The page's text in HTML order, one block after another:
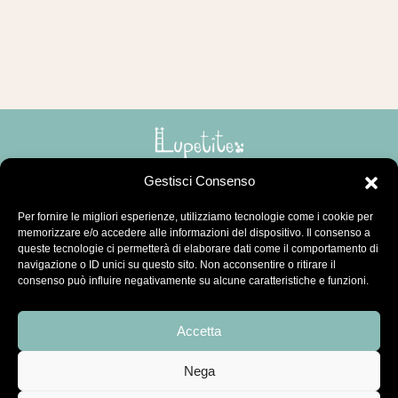
Gestisci Consenso
Per fornire le migliori esperienze, utilizziamo tecnologie come i cookie per
memorizzare e/o accedere alle informazioni del dispositivo. Il consenso a
queste tecnologie ci permetterà di elaborare dati come il comportamento di
navigazione o ID unici su questo sito. Non acconsentire o ritirare il
consenso può influire negativamente su alcune caratteristiche e funzioni.
Accetta
Nega
LUPETITE
HAI BISOGNO DI AIUTO
SEGUICI SU